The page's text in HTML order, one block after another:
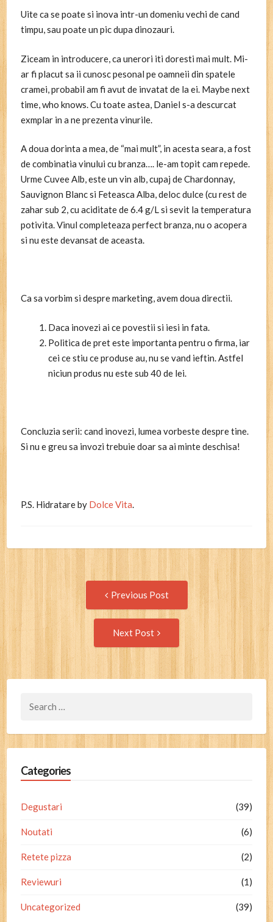
Uite ca se poate si inova intr-un domeniu vechi de cand
timpu, sau poate un pic dupa dinozauri.
Ziceam in introducere, ca unerori iti doresti mai mult. Mi-
ar fi placut sa ii cunosc pesonal pe oamneii din spatele
cramei, probabil am fi avut de invatat de la ei. Maybe next
time, who knows. Cu toate astea, Daniel s-a descurcat
exmplar in a ne prezenta vinurile.
A doua dorinta a mea, de “mai mult”, in acesta seara, a fost
de combinatia vinului cu branza…. le-am topit cam repede.
Urme Cuvee Alb, este un vin alb, cupaj de Chardonnay,
Sauvignon Blanc si Feteasca Alba, deloc dulce (cu rest de
zahar sub 2, cu aciditate de 6.4 g/L si sevit la temperatura
potivita. Vinul completeaza perfect branza, nu o acopera
si nu este devansat de aceasta.
Ca sa vorbim si despre marketing, avem doua directii.
Daca inovezi ai ce povestii si iesi in fata.
Politica de pret este importanta pentru o firma, iar
cei ce stiu ce produse au, nu se vand ieftin. Astfel
niciun produs nu este sub 40 de lei.
Concluzia serii: cand inovezi, lumea vorbeste despre tine.
Si nu e greu sa invozi trebuie doar sa ai minte deschisa!
P.S. Hidratare by Dolce Vita.
Post
navigation
Previous Post
Previous
post:
Next Post
Next
Post:
Categories
Degustari (39)
Noutati (6)
Retete pizza (2)
Reviewuri (1)
Uncategorized (39)